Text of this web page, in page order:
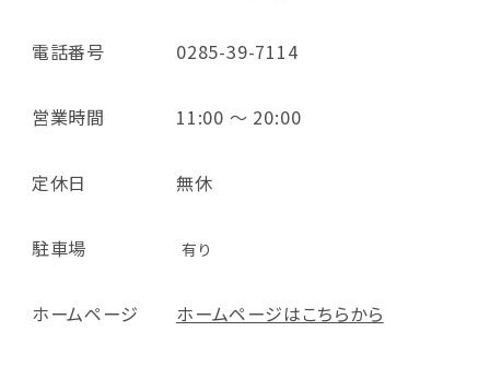
電話番号 0285-39-7114
営業時間 11:00 ～ 20:00
定休日 無休
駐車場 有り
ホームページ ホームページはこちらから